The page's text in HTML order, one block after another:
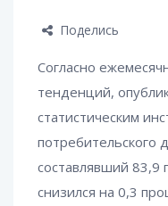
Поделись
Согласно
тенденций,
статистическим
потребительского
составлявший 83,9
снизился на 0,3